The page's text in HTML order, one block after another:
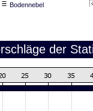
Bodennebel
der